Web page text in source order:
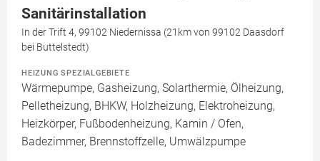
Sanitärinstallation
In der Trift 4, 99102 Niedernissa (21km von 99102 Daasdorf
bei Buttelstedt)
HEIZUNG SPEZIALGEBIETE
Wärmepumpe, Gasheizung, Solarthermie, Ölheizung,
Pelletheizung, BHKW, Holzheizung, Elektroheizung,
Heizkörper, Fußbodenheizung, Kamin / Ofen,
Badezimmer, Brennstoffzelle, Umwälzpumpe